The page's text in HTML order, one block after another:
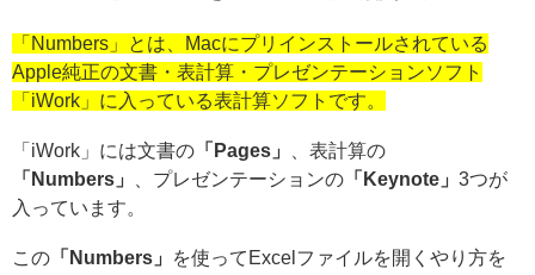
「Numbers」とは、Macにプリインストールされている
Apple純正の文書・表計算・プレゼンテーションソフト
「iWork」に入っている表計算ソフトです。
「iWork」には文書の 「Pages」
、表計算の
「Numbers」
、プレゼンテーションの 「Keynote」 3つが
入っています。
この 「Numbers」
を使ってExcelファイルを開くやり方を